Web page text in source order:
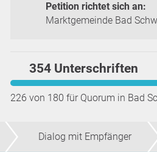
Petition richtet sich an:
Marktgemeinde Bad
354 Unterschriften
226 von 180 für Quorum in Bad
Dialog mit Empfänger